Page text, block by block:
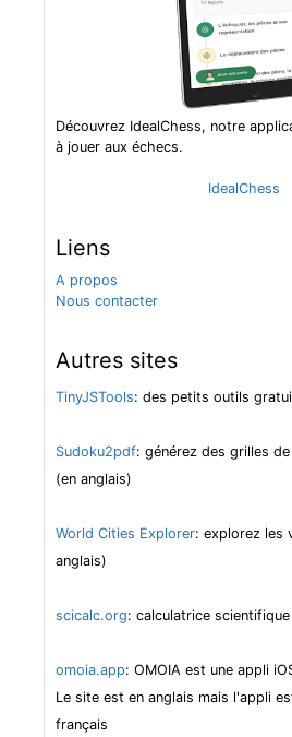
Découvrez IdealChess, notre
à jouer aux échecs.
IdealChess
Liens
A propos
Nous contacter
Autres sites
TinyJSTools: des petits outils
Sudoku2pdf: générez des grilles
(en anglais)
World Cities Explorer: explorez les
anglais)
scicalc.org: calculatrice
omoia.app: OMOIA est une appli
Le site est en anglais mais l'appli
français